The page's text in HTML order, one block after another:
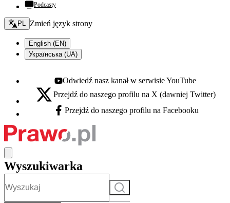
Podcasty
Zmień język - bieżący:
PL Zmień język strony
English (EN)
Українська (UA)
Youtube - otwiera się w nowej karcie
Odwiedź nasz kanał w serwisie YouTube
X - otwiera się w nowej karcie
Przejdź do naszego profilu na X (dawniej Twitter)
Facebook - otwiera się w nowej karcie
Przejdź do naszego profilu na Facebooku
Wyszukiwarka
Szukaj